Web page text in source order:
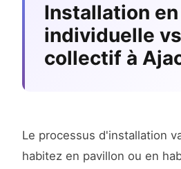
Installation
individuelle
collectif à
Le processus d'installation
habitez en pavillon ou en